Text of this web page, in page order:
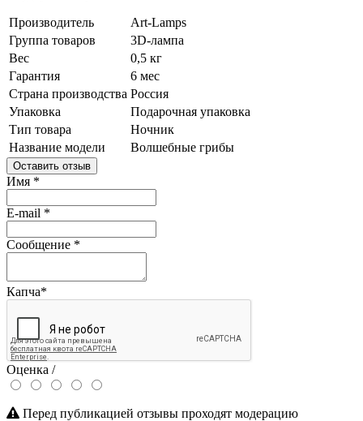
Производитель
Art-Lamps
Группа товаров
3D-лампа
Вес
0,5 кг
Гарантия
6 мес
Страна производства Россия
Упаковка
Подарочная упаковка
Тип товара
Ночник
Название модели
Волшебные грибы
Оставить отзыв
Имя *
E-mail *
Сообщение *
Капча*
Оценка /
Перед публикацией отзывы проходят модерацию